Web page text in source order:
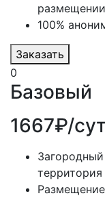
100%
Заказать
0
Базовый
1667₽/
территория